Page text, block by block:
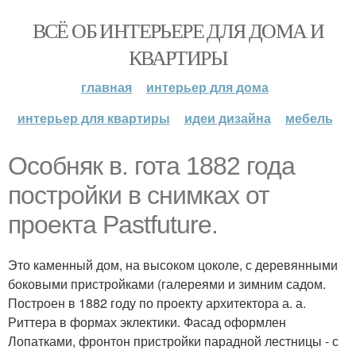
ВСЁ ОБ ИНТЕРЬЕРЕ ДЛЯ ДОМА И
КВАРТИРЫ
главная
интерьер для дома
интерьер для квартиры
идеи дизайна мебель
Особняк в. гота 1882 года
постройки в снимках от
проекта Pastfuture.
Это каменный дом, на высоком цоколе, с деревянными
боковыми пристройками (галереями и зимним садом.
Построен в 1882 году по проекту архитектора а. а.
Риттера в формах эклектики. Фасад оформлен
Лопатками, фронтон пристройки парадной лестницы - с